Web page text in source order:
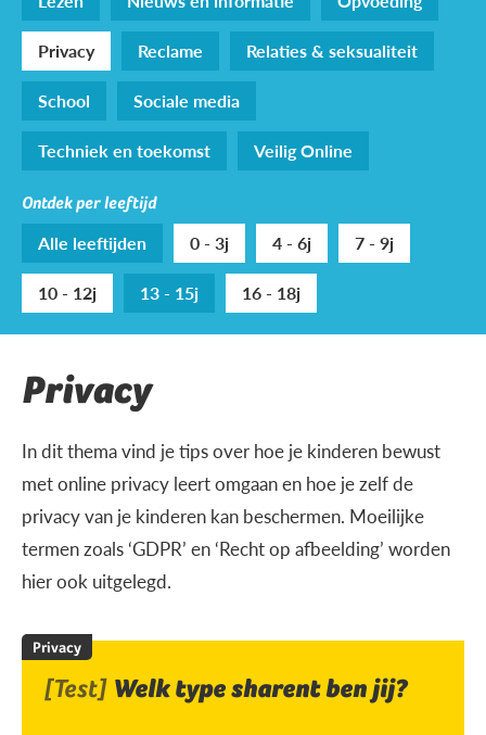
Privacy
Reclame
Relaties & seksualiteit
School
Sociale media
Techniek en toekomst
Veilig Online
Ontdek per leeftijd
Alle leeftijden 0 - 3j 4 - 6j
7 - 9j
10 - 12j
13 - 15j 16 - 18j
Privacy
In dit thema vind je tips over hoe je kinderen bewust
met online privacy leert omgaan en hoe je zelf de
privacy van je kinderen kan beschermen. Moeilijke
termen zoals ‘GDPR’ en ‘Recht op afbeelding’ worden
hier ook uitgelegd.
Privacy
[Test] Welk type sharent ben jij?